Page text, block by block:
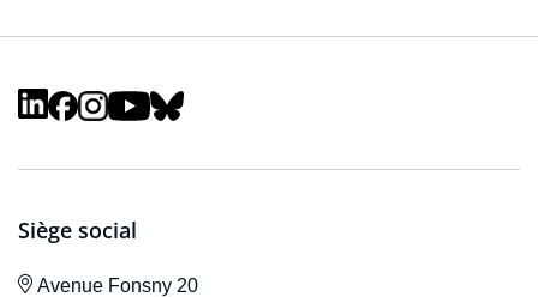
Siège social
icône de localisation
Avenue Fonsny 20